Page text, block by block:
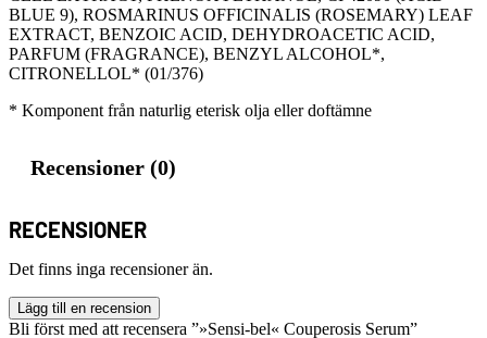
BLUE 9), ROSMARINUS OFFICINALIS (ROSEMARY) LEAF
EXTRACT, BENZOIC ACID, DEHYDROACETIC ACID,
PARFUM (FRAGRANCE), BENZYL ALCOHOL*,
CITRONELLOL* (01/376)
* Komponent från naturlig eterisk olja eller doftämne
Recensioner (0)
RECENSIONER
Det finns inga recensioner än.
Lägg till en recension
Bli först med att recensera ”»Sensi-bel« Couperosis Serum”